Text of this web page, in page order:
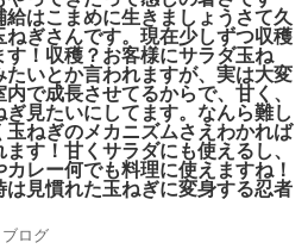
給はこまめに生きましょうさて久
ねぎさんです。現在少しずつ収穫
す！収穫？お客様にサラダ玉ね
たいとか言われますが、実は大変
内で成長させてるからで、甘く、
ぎ見たいにしてます。なんら難し
玉ねぎのメカニズムさえわかれば
す！甘くサラダにも使えるし、
カレー何でも料理に使えますね！
は見慣れた玉ねぎに変身する忍者
ブログ